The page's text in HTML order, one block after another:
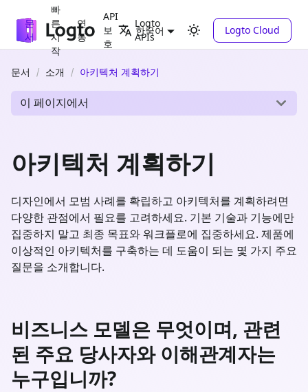
문
서
빠
른
시
작
연
동
API
보
호
Logto
APIs
한국어 Logto Cloud
문서 소개 아키텍처 계획하기
이 페이지에서
아키텍처 계획하기
디자인에서 모범 사례를 확립하고 아키텍처를 계획하려면
다양한 관점에서 필요를 고려하세요. 기본 기술과 기능에만
집중하지 말고 최종 목표와 워크플로에 집중하세요. 제품에
이상적인 아키텍처를 구축하는 데 도움이 되는 몇 가지 주요
질문을 소개합니다.
비즈니스 모델은 무엇이며, 관련
된 주요 당사자와 이해관계자는
누구입니까?